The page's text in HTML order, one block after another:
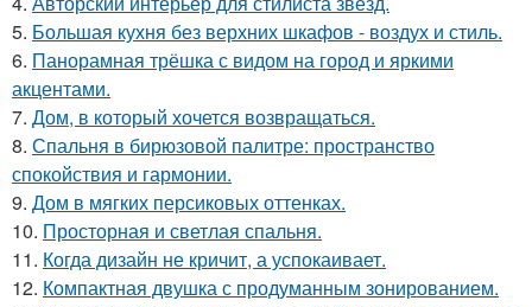
5. Большая кухня без верхних шкафов - воздух и стиль.
6. Панорамная трёшка с видом на город и яркими
акцентами.
7. Дом, в который хочется возвращаться.
8. Спальня в бирюзовой палитре: пространство
спокойствия и гармонии.
9. Дом в мягких персиковых оттенках.
10. Просторная и светлая спальня.
11. Когда дизайн не кричит, а успокаивает.
12. Компактная двушка с продуманным зонированием.